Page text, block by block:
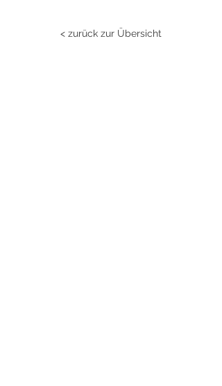
< zurück zur Übersicht